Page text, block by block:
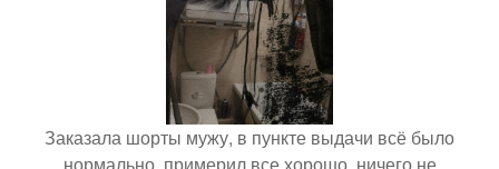
Заказала шорты мужу, в пункте выдачи всё было
нормально, примерил все хорошо, ничего не